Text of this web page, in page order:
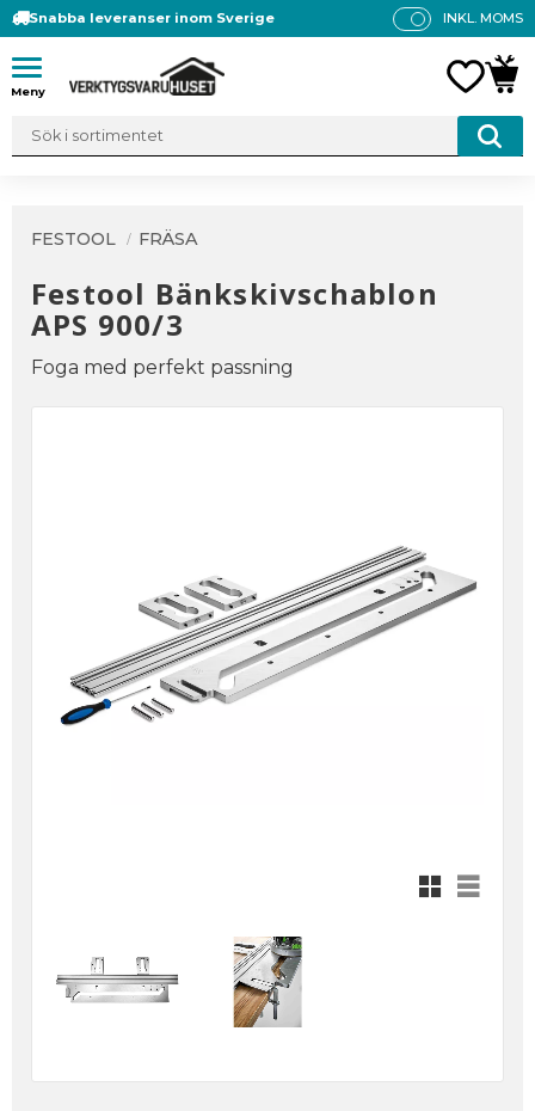
Meny
Snabba leveranser inom Sverige
P
INKL. MOMS
FESTOOL FRÄSA
Festool Bänkskivschablon
APS 900/3
Foga med perfekt passning
Rutnätsvy
Listvy